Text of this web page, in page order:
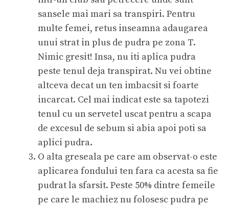
sansele mai mari sa transpiri. Pentru
multe femei, retus inseamna adaugarea
unui strat in plus de pudra pe zona T.
Nimic gresit! Insa, nu iti aplica pudra
peste tenul deja transpirat. Nu vei obtine
altceva decat un ten imbacsit si foarte
incarcat. Cel mai indicat este sa tapotezi
tenul cu un servetel uscat pentru a scapa
de excesul de sebum si abia apoi poti sa
aplici pudra.
O alta greseala pe care am observat-o este
aplicarea fondului ten fara ca acesta sa fie
pudrat la sfarsit. Peste 50% dintre femeile
pe care le machiez nu folosesc pudra pe